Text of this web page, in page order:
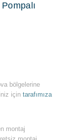
bölgelerine
içintarafımıza
montaj